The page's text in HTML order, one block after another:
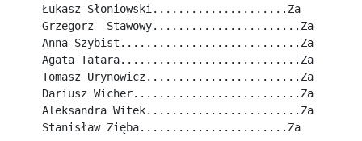
Łukasz Słoniowski.....................Za
Grzegorz  Stawowy.......................Za
Anna Szybist............................Za
Agata Tatara............................Za
Tomasz Urynowicz........................Za
Dariusz Wicher..........................Za
Aleksandra Witek........................Za
Stanisław Zięba.......................Za